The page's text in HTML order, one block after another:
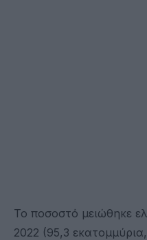
Το ποσοστό μειώθηκε
2022 (95,3